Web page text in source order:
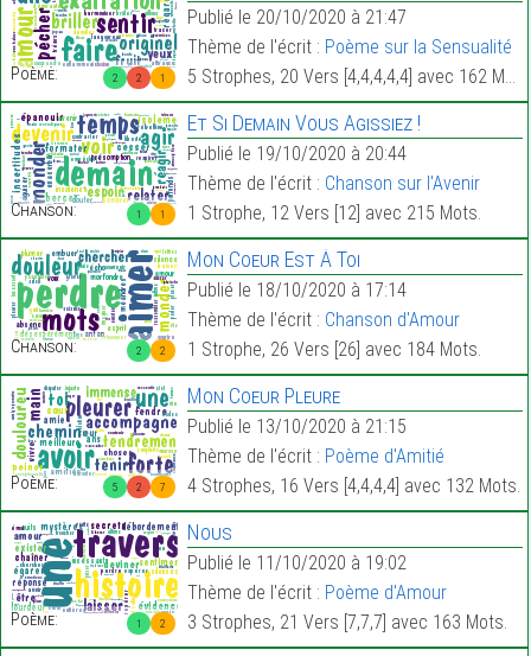
2 2 1
Poème:
Publié le 20/10/2020 à 21:47
Thème de l'écrit : Poème sur la Sensualité
5 Strophes, 20 Vers [4,4,4,4,4] avec 162 Mots.
1 1
Chanson:
Et Si Demain Vous Agissiez !
Publié le 19/10/2020 à 20:44
Thème de l'écrit : Chanson sur l'Avenir
1 Strophe, 12 Vers [12] avec 215 Mots.
2 2
Chanson:
Mon Coeur Est À Toi
Publié le 18/10/2020 à 17:14
Thème de l'écrit : Chanson d'Amour
1 Strophe, 26 Vers [26] avec 184 Mots.
5 2 7
Poème:
Mon Coeur Pleure
Publié le 13/10/2020 à 21:15
Thème de l'écrit : Poème d'Amitié
4 Strophes, 16 Vers [4,4,4,4] avec 132 Mots.
1 2
Poème:
Nous
Publié le 11/10/2020 à 19:02
Thème de l'écrit : Poème d'Amour
3 Strophes, 21 Vers [7,7,7] avec 163 Mots.